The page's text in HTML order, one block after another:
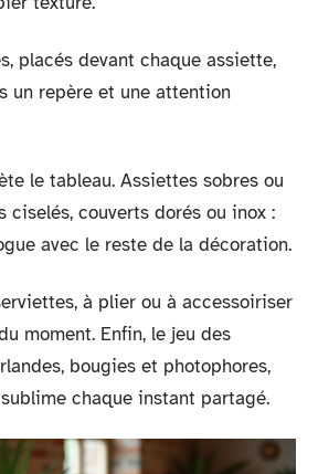
placés devant chaque assiette,
un repère et une attention
le tableau. Assiettes sobres ou
ciselés, couverts dorés ou inox :
avec le reste de la décoration.
à plier ou à accessoiriser
moment. Enfin, le jeu des
bougies et photophores,
chaque instant partagé.